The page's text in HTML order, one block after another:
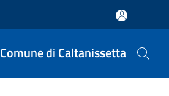
Comune di Caltanissetta